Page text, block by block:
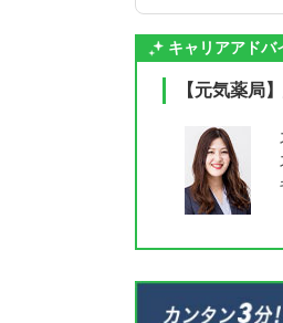
キャリアアドバ
【元気薬局